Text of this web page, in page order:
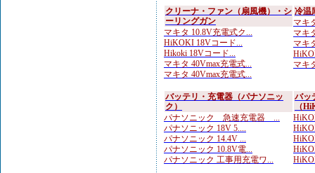
クリーナ・ファン（扇風機）・シ
ーリングガン
マキタ 10.8V充電式ク...
HiKOKI 18Vコード...
Hikoki 18Vコード...
マキタ 40Vmax充電式...
マキタ 40Vmax充電式...
冷温
マキ
マキ
マキ
マキ
バッテリ・充電器（パナソニッ
ク）
パナソニック 急速充電器 ...
パナソニック 18V 5....
パナソニック 14.4V ...
パナソニック 10.8V電...
パナソニック 工事用充電ワ...
バッ
（